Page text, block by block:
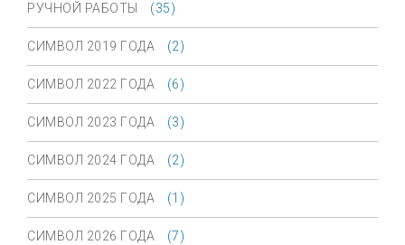
РУЧНОЙ РАБОТЫ (35)
СИМВОЛ 2019 ГОДА (2)
СИМВОЛ 2022 ГОДА (6)
СИМВОЛ 2023 ГОДА (3)
СИМВОЛ 2024 ГОДА (2)
СИМВОЛ 2025 ГОДА (1)
СИМВОЛ 2026 ГОДА (7)